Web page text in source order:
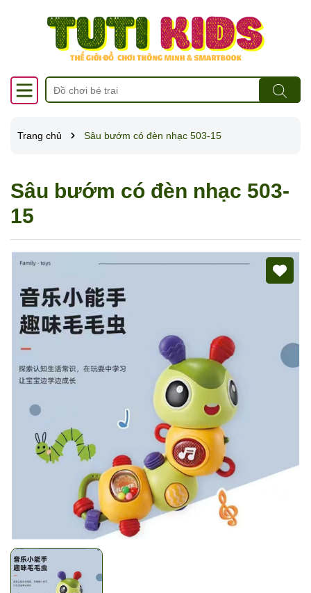
Trang chủ Sâu bướm có đèn nhạc 503-15
Sâu bướm có đèn nhạc 503-
15
Ngày hết hạn:
Điều kiện: